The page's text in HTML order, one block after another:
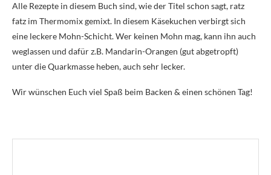
Alle Rezepte in diesem Buch sind, wie der Titel schon sagt, ratz
fatz im Thermomix gemixt. In diesem Käsekuchen verbirgt sich
eine leckere Mohn-Schicht. Wer keinen Mohn mag, kann ihn auch
weglassen und dafür z.B. Mandarin-Orangen (gut abgetropft)
unter die Quarkmasse heben, auch sehr lecker.
Wir wünschen Euch viel Spaß beim Backen & einen schönen Tag!